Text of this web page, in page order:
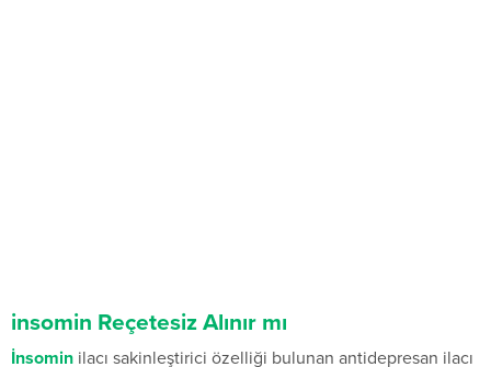
insomin Reçetesiz Alınır mı
İnsomin ilacı sakinleştirici özelliği bulunan antidepresan ilacı